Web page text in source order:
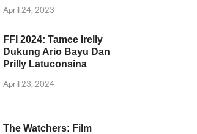
April 24, 2023
FFI 2024: Tamee Irelly
Dukung Ario Bayu Dan
Prilly Latuconsina
April 23, 2024
The Watchers: Film